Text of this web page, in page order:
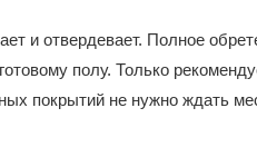
и отвердевает. Полное
полу. Только
покрытий не нужно ждать